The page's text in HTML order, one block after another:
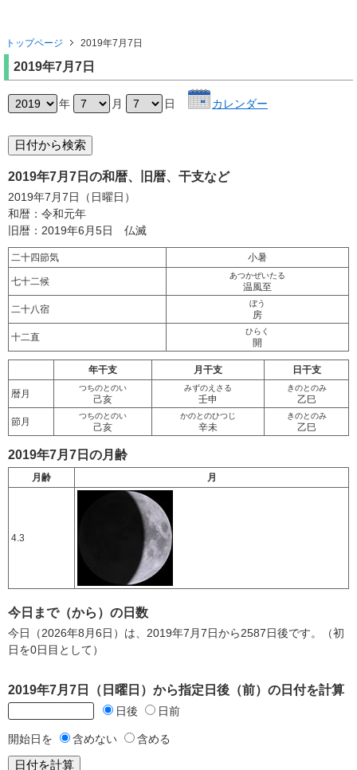
トップページ 2019年7月7日
2019年7月7日
年 月 日 カレンダー
2019年7月7日の和暦、旧暦、干支など
2019年7月7日（日曜日）
和暦：令和元年
旧暦：2019年6月5日 仏滅
二十四節気 小暑
七十二候
あつかぜいたる
温風至
二十八宿
ぼう
房
十二直
ひらく
開
年干支 月干支 日干支
暦月
つちのとのい
己亥
みずのえさる
壬申
きのとのみ
乙巳
節月
つちのとのい
己亥
かのとのひつじ
辛未
きのとのみ
乙巳
2019年7月7日の月齢
月齢 月
4.3
今日まで（から）の日数
今日（2026年8月6日）は、2019年7月7日から2587日後です。（初
日を0日目として）
2019年7月7日（日曜日）から指定日後（前）の日付を計算
日後 日前
開始日を 含めない 含める